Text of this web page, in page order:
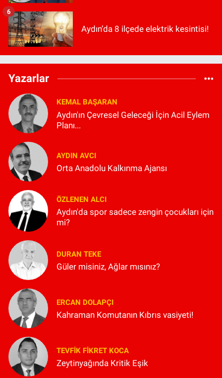
Aydın’da 8 ilçede elektrik kesintisi!
6
Yazarlar
KEMAL BAŞARAN
Aydın'ın Çevresel Geleceği İçin Acil Eylem
Planı...
AYDIN AVCI
Orta Anadolu Kalkınma Ajansı
ÖZLENEN ALCI
Aydın'da spor sadece zengin çocukları için
mi?
DURAN TEKE
Güler misiniz, Ağlar mısınız?
ERCAN DOLAPÇI
Kahraman Komutanın Kıbrıs vasiyeti!
TEVFIK FIKRET KOCA
Zeytinyağında Kritik Eşik